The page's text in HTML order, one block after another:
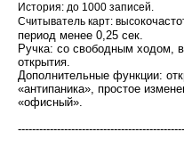
История: до 1000 записей.
Считыватель карт: высо
период менее 0,25 сек.
Ручка: со свободным ходом,
открытия.
Дополнительные функции:
«антипаника», простое
«офисный».